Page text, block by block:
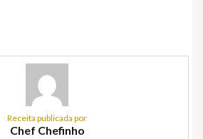
Receita publicada por
Chef Chefinho